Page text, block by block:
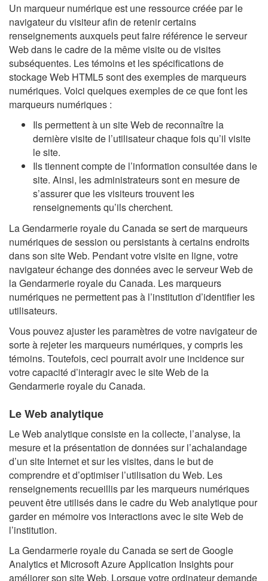
Un marqueur numérique est une ressource créée par le
navigateur du visiteur afin de retenir certains
renseignements auxquels peut faire référence le serveur
Web dans le cadre de la même visite ou de visites
subséquentes. Les témoins et les spécifications de
stockage Web HTML5 sont des exemples de marqueurs
numériques. Voici quelques exemples de ce que font les
marqueurs numériques :
Ils permettent à un site Web de reconnaître la
dernière visite de l’utilisateur chaque fois qu’il visite
le site.
Ils tiennent compte de l’information consultée dans le
site. Ainsi, les administrateurs sont en mesure de
s’assurer que les visiteurs trouvent les
renseignements qu’ils cherchent.
La Gendarmerie royale du Canada se sert de marqueurs
numériques de session ou persistants à certains endroits
dans son site Web. Pendant votre visite en ligne, votre
navigateur échange des données avec le serveur Web de
la Gendarmerie royale du Canada. Les marqueurs
numériques ne permettent pas à l’institution d’identifier les
utilisateurs.
Vous pouvez ajuster les paramètres de votre navigateur de
sorte à rejeter les marqueurs numériques, y compris les
témoins. Toutefois, ceci pourrait avoir une incidence sur
votre capacité d’interagir avec le site Web de la
Gendarmerie royale du Canada.
Le Web analytique
Le Web analytique consiste en la collecte, l’analyse, la
mesure et la présentation de données sur l’achalandage
d’un site Internet et sur les visites, dans le but de
comprendre et d’optimiser l’utilisation du Web. Les
renseignements recueillis par les marqueurs numériques
peuvent être utilisés dans le cadre du Web analytique pour
garder en mémoire vos interactions avec le site Web de
l’institution.
La Gendarmerie royale du Canada se sert de Google
Analytics et Microsoft Azure Application Insights pour
améliorer son site Web. Lorsque votre ordinateur demande